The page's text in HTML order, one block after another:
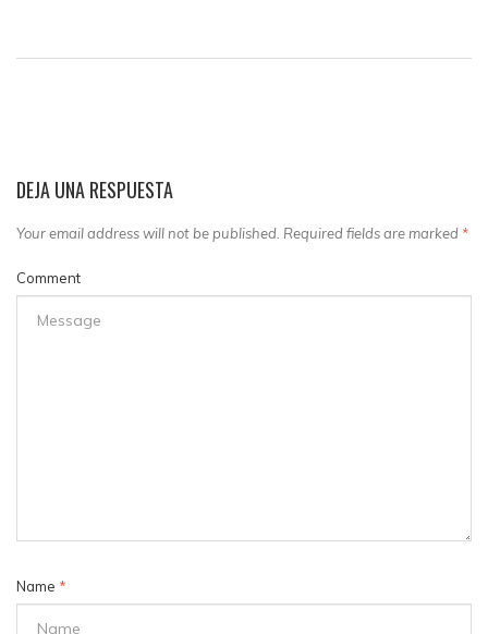
DEJA UNA RESPUESTA
Your email address will not be published. Required fields are marked *
Comment
Name *